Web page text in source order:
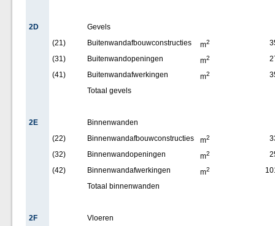
2D
Gevels
(21)
Buitenwandafbouwconstructies m2
(31)
Buitenwandopeningen m2
(41)
Buitenwandafwerkingen m2
Totaal gevels
2E
Binnenwanden
(22)
Binnenwandafbouwconstructies m2
(32)
Binnenwandopeningen m2
(42)
Binnenwandafwerkingen m2
Totaal binnenwanden
2F
Vloeren